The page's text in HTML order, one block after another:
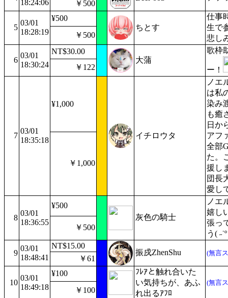
18:24:06
￥500
5
03/01
18:28:19
¥500
ちとす
仕事
生で
悲し
￥500
6
03/01
18:30:24
NT$30.00
大蒲
歌枠
ー！
￥122
7
03/01
18:35:18
¥1,000
イチロウタ
ノエ
は私
染み
も癒
日か
アフ
全部
た。
援し
団長
愛し
￥1,000
8
03/01
18:36:55
¥500
灰色の騎士
ノエ
嬉し
張っ
う(
￥500
9
03/01
18:48:41
NT$15.00
振戍ZhenShu (無言
￥61
10
03/01
18:49:18
¥100
ﾌﾚｱと触れ合いた
い気持ちが、あふ
れ出るｱﾌﾛ
(無言
￥100